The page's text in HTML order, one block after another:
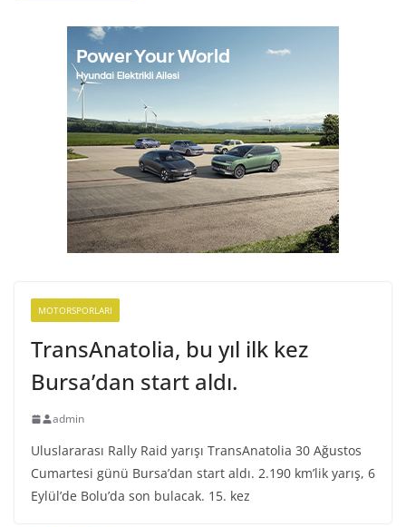
MOTORSPORLARI
TransAnatolia, bu yıl ilk kez
Bursa’dan start aldı.
admin
Uluslararası Rally Raid yarışı TransAnatolia 30 Ağustos
Cumartesi günü Bursa’dan start aldı. 2.190 km’lik yarış, 6
Eylül’de Bolu’da son bulacak. 15. kez